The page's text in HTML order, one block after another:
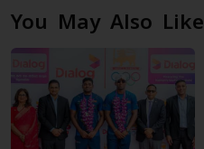
You May Also Like